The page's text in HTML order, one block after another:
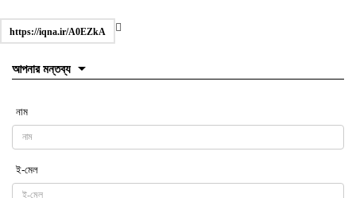
https://iqna.ir/A0EZkA
আপনার মন্তব্য
নাম
ই-মেল